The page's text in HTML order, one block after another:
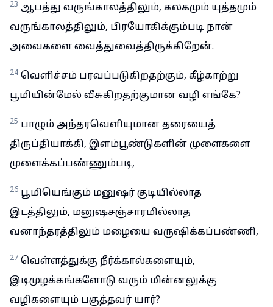
23 ஆபத்து வருங்காலத்திலும், கலகமும் யுத்தமும்
வருங்காலத்திலும், பிரயோகிக்கும்படி நான்
அவைகளை வைத்துவைத்திருக்கிறேன்.
24 வெளிச்சம் பரவப்படுகிறதற்கும், கீழ்காற்று
பூமியின்மேல் வீசுகிறதற்குமான வழி எங்கே?
25 பாழும் அந்தரவெளியுமான தரையைத்
திருப்தியாக்கி, இளம்பூண்டுகளின் முளைகளை
முளைக்கப்பண்ணும்படி,
26 பூமியெங்கும் மனுஷர் குடியில்லாத
இடத்திலும், மனுஷசஞ்சாரமில்லாத
வனாந்தரத்திலும் மழையை வருஷிக்கப்பண்ணி,
27 வெள்ளத்துக்கு நீர்க்கால்களையும்,
இடிமுழக்கங்களோடு வரும் மின்னலுக்கு
வழிகளையும் பகுத்தவர் யார்?